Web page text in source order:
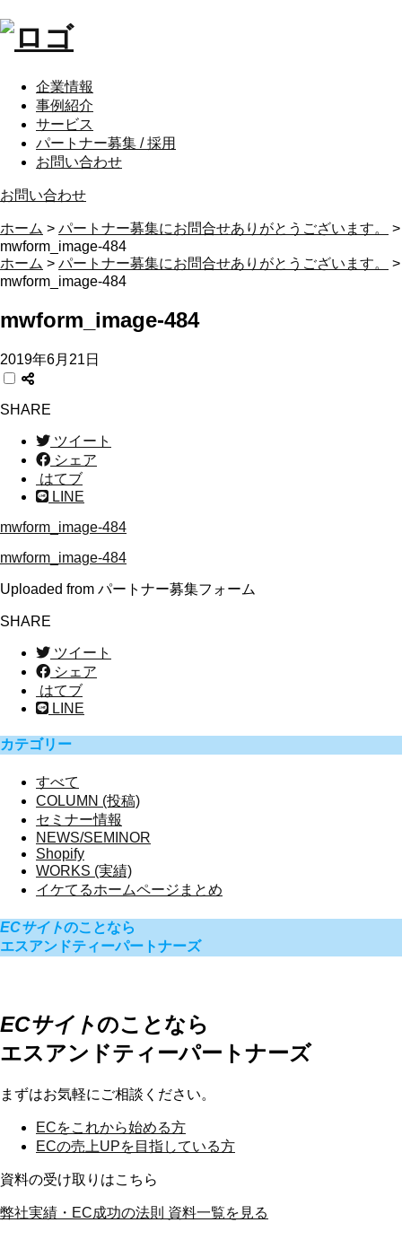
企業情報
事例紹介
サービス
パートナー募集 / 採用
お問い合わせ
お問い合わせ
ホーム > パートナー募集にお問合せありがとうございます。
>
mwform_image-484
ホーム > パートナー募集にお問合せありがとうございます。
>
mwform_image-484
mwform_image-484
2019年6月21日
SHARE
ツイート
シェア
はてブ
LINE
mwform_image-484
mwform_image-484
Uploaded from パートナー募集フォーム
SHARE
ツイート
シェア
はてブ
LINE
カテゴリー
すべて
COLUMN (投稿)
セミナー情報
NEWS/SEMINOR
Shopify
WORKS (実績)
イケてるホームページまとめ
ECサイトのことなら
エスアンドティーパートナーズ
ECサイトのことなら
エスアンドティーパートナーズ
まずはお気軽にご相談ください。
ECをこれから始める方
ECの売上UPを目指している方
資料の受け取りはこちら
弊社実績・EC成功の法則 資料一覧を見る